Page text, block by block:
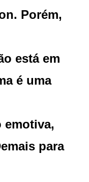
Porém,
está em
é uma
emotiva,
para